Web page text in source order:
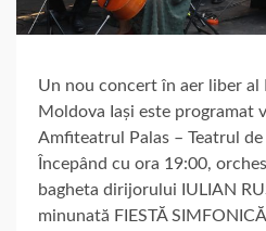
Un nou concert în aer liber
Moldova Iași este programat
Amfiteatrul Palas – Teatrul de
Începând cu ora 19:00,
bagheta dirijorului IULIAN
minunată FIESTĂ